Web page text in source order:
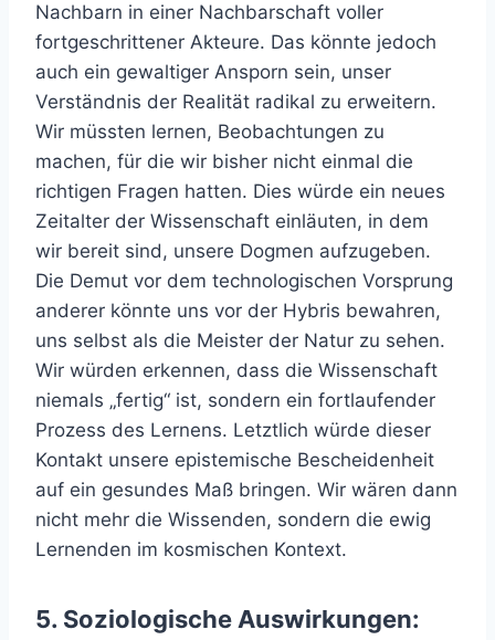
Nachbarn in einer Nachbarschaft voller
fortgeschrittener Akteure. Das könnte jedoch
auch ein gewaltiger Ansporn sein, unser
Verständnis der Realität radikal zu erweitern.
Wir müssten lernen, Beobachtungen zu
machen, für die wir bisher nicht einmal die
richtigen Fragen hatten. Dies würde ein neues
Zeitalter der Wissenschaft einläuten, in dem
wir bereit sind, unsere Dogmen aufzugeben.
Die Demut vor dem technologischen Vorsprung
anderer könnte uns vor der Hybris bewahren,
uns selbst als die Meister der Natur zu sehen.
Wir würden erkennen, dass die Wissenschaft
niemals „fertig“ ist, sondern ein fortlaufender
Prozess des Lernens. Letztlich würde dieser
Kontakt unsere epistemische Bescheidenheit
auf ein gesundes Maß bringen. Wir wären dann
nicht mehr die Wissenden, sondern die ewig
Lernenden im kosmischen Kontext.
5. Soziologische Auswirkungen: